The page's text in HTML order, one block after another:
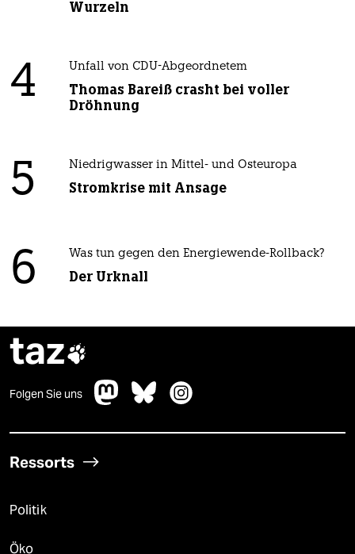
Wurzeln
4 Unfall von CDU-Abgeordnetem
Thomas Bareiß crasht bei voller
Dröhnung
5 Niedrigwasser in Mittel- und Osteuropa
Stromkrise mit Ansage
6 Was tun gegen den Energiewende-Rollback?
Der Urknall
taz
Folgen Sie uns
Ressorts
Politik
Öko